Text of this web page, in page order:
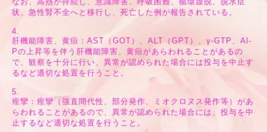
状、急性腎不全へと移行し、死亡した例が報告されている。
4.
肝機能障害、黄疸：AST（GOT）、ALT（GPT）、γ-GTP、Al-
Pの上昇等を伴う肝機能障害、黄疸があらわれることがあるの
で、観察を十分に行い、異常が認められた場合には投与を中止す
るなど適切な処置を行うこと。
5.
痙攣：痙攣（強直間代性、部分発作、ミオクロヌス発作等）があ
らわれることがあるので、異常が認められた場合には、投与を中
止するなど適切な処置を行うこと。